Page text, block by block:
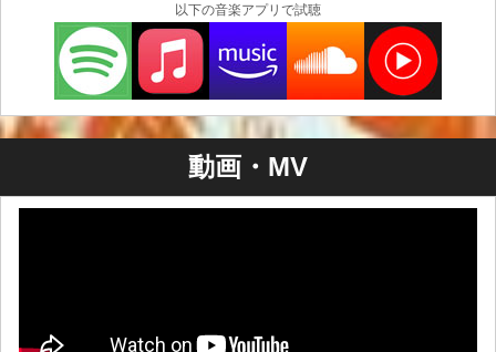
共演：ヒラウチマイ( Band Set )
チケット：Adv. ¥4000 / Door ¥4500 (+1drink order)
https://260709.peatix.com
日程：2026/7/10 (金)
以下の音楽アプリで試聴
動画・MV